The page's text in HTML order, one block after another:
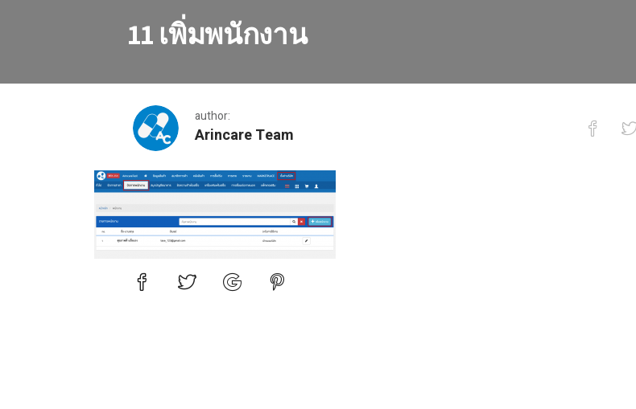
11 เพิ่มพนักงาน
author:
Arincare Team
11 เพิ่มพนักงาน